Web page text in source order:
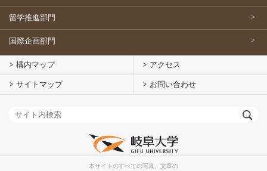
留学推進部門
国際企画部門
構内マップ アクセス
サイトマップ お問い合わせ
本サイトのすべての写真、文章の